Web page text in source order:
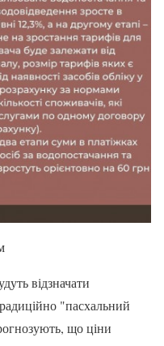
відзначати
"пасхальний
що ціни